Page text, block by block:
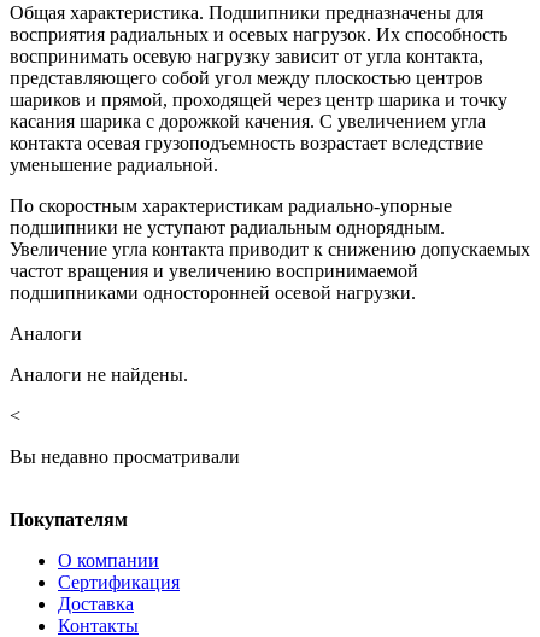
Общая характеристика. Подшипники предназначены для
восприятия радиальных и осевых нагрузок. Их способность
воспринимать осевую нагрузку зависит от угла контакта,
представляющего собой угол между плоскостью центров
шариков и прямой, проходящей через центр шарика и точку
касания шарика с дорожкой качения. С увеличением угла
контакта осевая грузоподъемность возрастает вследствие
уменьшение радиальной.
По скоростным характеристикам радиально-упорные
подшипники не уступают радиальным однорядным.
Увеличение угла контакта приводит к снижению допускаемых
частот вращения и увеличению воспринимаемой
подшипниками односторонней осевой нагрузки.
Аналоги
Аналоги не найдены.
<
Вы недавно просматривали
Покупателям
О компании
Сертификация
Доставка
Контакты